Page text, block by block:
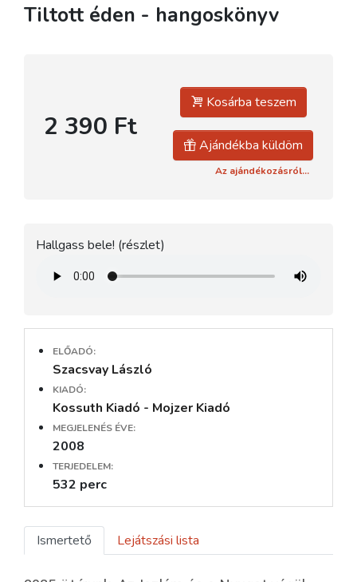
Tiltott éden - hangoskönyv
2 390 Ft
Kosárba teszem
Ajándékba küldöm
Az ajándékozásról...
Hallgass bele! (részlet)
ELŐADÓ:
Szacsvay László
KIADÓ:
Kossuth Kiadó - Mojzer Kiadó
MEGJELENÉS ÉVE:
2008
TERJEDELEM:
532 perc
Ismertető Lejátszási lista